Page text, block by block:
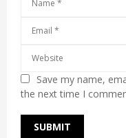
Save my name,
the next time I